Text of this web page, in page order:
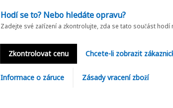
Hodí se to? Nebo hledáte opravu?
Zadejte své zařízení a zkontrolujte, zda se tato součást
Zkontrolovat cenu Chcete-li zobrazit
Informace o záruce Zásady vracení zboží